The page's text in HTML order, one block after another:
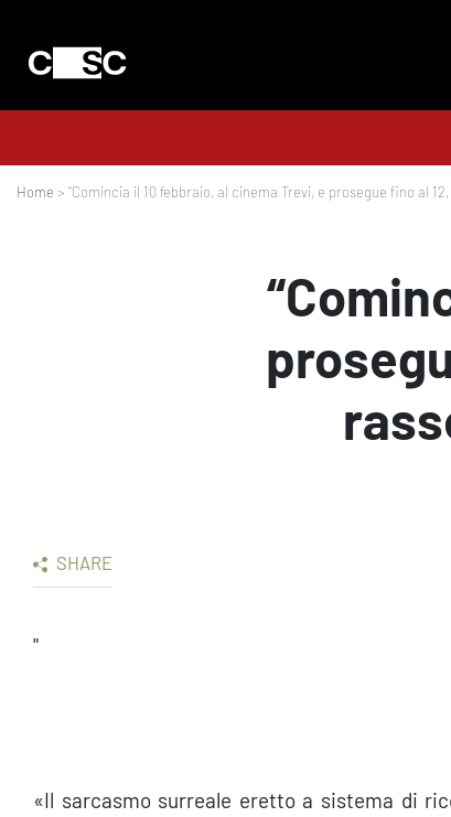
Home > “Comincia il 10 febbraio, al cinema Trevi, e prosegue fino al
SHARE
"
«Il sarcasmo surreale eretto a sistema di